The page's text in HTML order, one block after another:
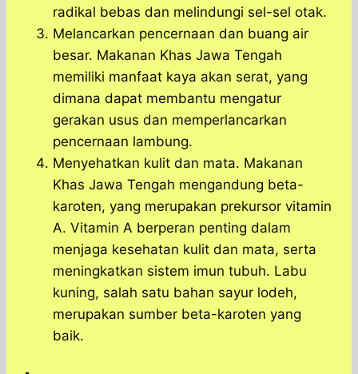
radikal bebas dan melindungi sel-sel otak.
Melancarkan pencernaan dan buang air
besar. Makanan Khas Jawa Tengah
memiliki manfaat kaya akan serat, yang
dimana dapat membantu mengatur
gerakan usus dan memperlancarkan
pencernaan lambung.
Menyehatkan kulit dan mata. Makanan
Khas Jawa Tengah mengandung beta-
karoten, yang merupakan prekursor vitamin
A. Vitamin A berperan penting dalam
menjaga kesehatan kulit dan mata, serta
meningkatkan sistem imun tubuh. Labu
kuning, salah satu bahan sayur lodeh,
merupakan sumber beta-karoten yang
baik.